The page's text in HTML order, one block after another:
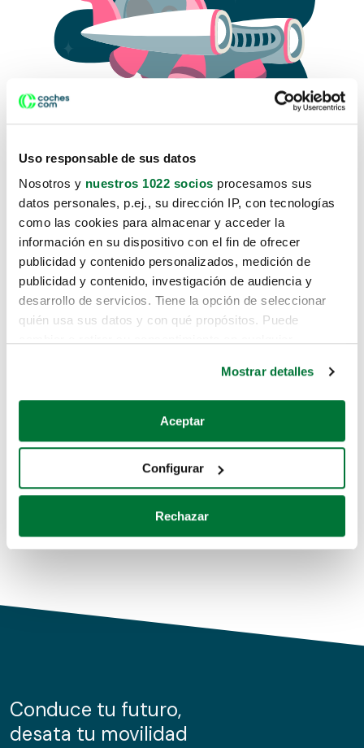
Uso responsable de sus datos
Nosotros y nuestros 1022 socios procesamos sus
datos personales, p.ej., su dirección IP, con tecnologías
como las cookies para almacenar y acceder la
información en su dispositivo con el fin de ofrecer
publicidad y contenido personalizados, medición de
publicidad y contenido, investigación de audiencia y
desarrollo de servicios. Tiene la opción de seleccionar
quién usa sus datos y con qué propósitos. Puede
Si lo permite, también quisiéramos:
Recopilar información sobre su ubicación geográfica
Identificar su dispositivo analizándolo activamente
para buscar características específicas (huellas
Obtenga más información sobre cómo se procesan sus
de cookies.
información sobre el uso que haga del sitio web con
nuestros partners de redes sociales, publicidad y análisis
Mostrar detalles
Aceptar
Configurar
Rechazar
Lo sentimos, no sabemos como
te hemos traido hasta aquí.
Pero puedes encontrar el coche que estás
buscando en alguno de estos enlaces:
Coches de segunda mano
Coches de km0
Conduce tu futuro,
desata tu movilidad